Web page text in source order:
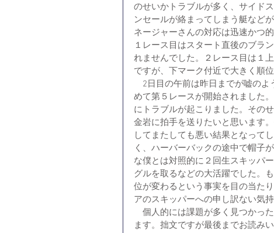
のせいかトラブルが多く、サイド
ンセールが絡まってしまう艇など
ネージャーさんの対応は迅速かつ
１レース目はスタート直後のブラ
れませんでした。２レース目は１
ですが、下マーク付近で大きく順
2日目の午前は昨日までが嘘のよ
めて第５レースが開始されました
にトラブルが起こりました。その
金岩に拍手を送りたいと思います
してまたしても悪い結果となって
く、ハーバーバックの途中で帽子
な僕とは対照的に２回生スキッパ
グルを取るなどの大活躍でした。
位が変わるという事実を目の当た
アのスキッパーへの申し訳ない気
個人的には課題が多く見つかっ
ます。拙文ですが最後までお読み